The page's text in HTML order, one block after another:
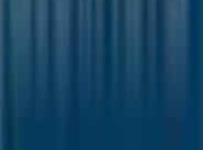
Eroski
destacada marca del
2